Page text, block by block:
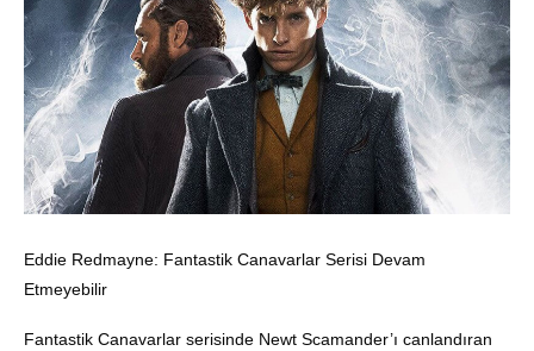
Eddie Redmayne: Fantastik Canavarlar Serisi Devam
Etmeyebilir
Fantastik Canavarlar serisinde Newt Scamander’ı canlandıran